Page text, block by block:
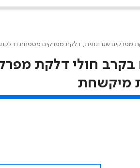
מפרקים שגרונתית, דלקת מפרקים מספחת
בקרב חולי דלקת
מיקשחת